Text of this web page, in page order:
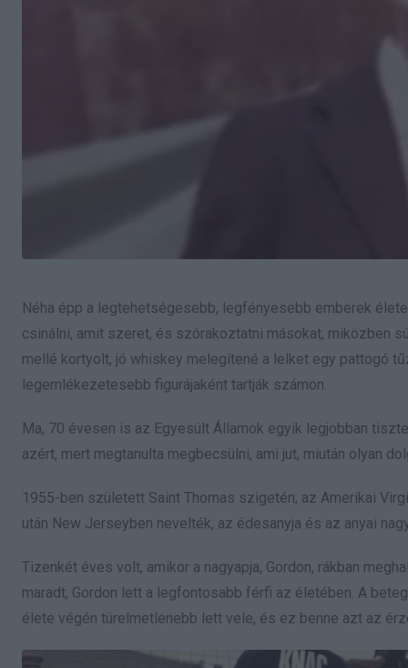
Néha épp a legtehetségesebb, legfényesebb emberek
csinálni, amit szeret, és szórakoztatni másokat, miközben
mellé kortyolt, jó whiskey melegítené a lelket egy pattogó
legemlékezetesebb figurájaként tartják számon.
Ma, 70 évesen is az Egyesült Államok egyik legjobban
azért, mert megtanulta megbecsülni, ami jut, miután olyan
1955-ben született Saint Thomas szigetén, az Amerikai
után New Jerseyben nevelték, az édesanyja és az anyai
Tizenkét éves volt, amikor a nagyapja, Gordon, rákban
maradt, Gordon lett a legfontosabb férfi az életében. A
élete végén türelmetlenebb lett vele, és ez benne azt az